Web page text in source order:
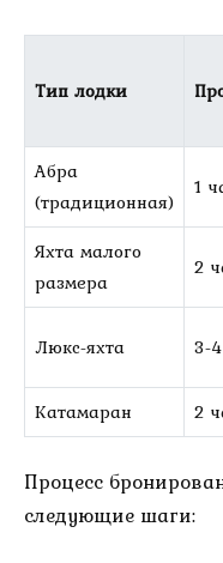
Тип лодки
Абра
(традиционная)
1
Яхта малого
размера
2
Люкс-яхта 3-
Катамаран
2
Процесс
следующие шаги: